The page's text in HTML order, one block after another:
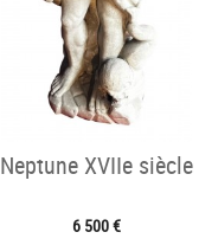
Neptune XVIIe siècle
6 500 €